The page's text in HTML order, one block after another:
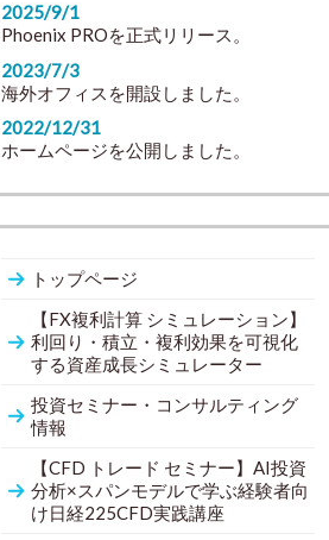
2025/9/1
Phoenix PROを正式リリース。
2023/7/3
海外オフィスを開設しました。
2022/12/31
ホームページを公開しました。
トップページ
【FX複利計算 シミュレーション】
利回り・積立・複利効果を可視化
する資産成長シミュレーター
投資セミナー・コンサルティング
情報
【CFD トレード セミナー】AI投資
分析×スパンモデルで学ぶ経験者向
け日経225CFD実践講座